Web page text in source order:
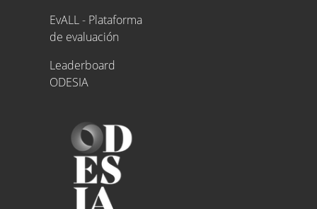
EvALL - Plataforma
de evaluación
Leaderboard
ODESIA